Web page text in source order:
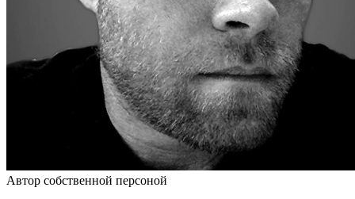
Автор собственной персоной